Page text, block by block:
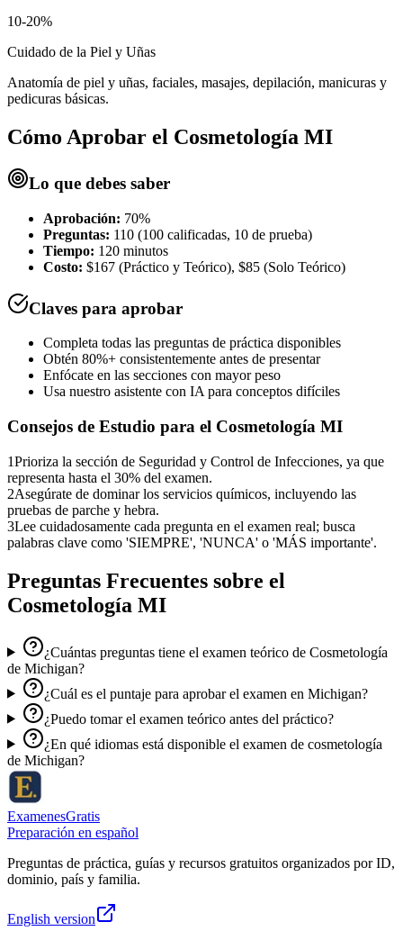
10-20%
Cuidado de la Piel y Uñas
Anatomía de piel y uñas, faciales, masajes, depilación, manicuras y
pedicuras básicas.
Cómo Aprobar el Cosmetología MI
Lo que debes saber
Aprobación: 70%
Preguntas: 110 (100 calificadas, 10 de prueba)
Tiempo: 120 minutos
Costo: $167 (Práctico y Teórico), $85 (Solo Teórico)
Claves para aprobar
Completa todas las preguntas de práctica disponibles
Obtén 80%+ consistentemente antes de presentar
Enfócate en las secciones con mayor peso
Usa nuestro asistente con IA para conceptos difíciles
Consejos de Estudio para el Cosmetología MI
1Prioriza la sección de Seguridad y Control de Infecciones, ya que
representa hasta el 30% del examen.
2Asegúrate de dominar los servicios químicos, incluyendo las
pruebas de parche y hebra.
3Lee cuidadosamente cada pregunta en el examen real; busca
palabras clave como 'SIEMPRE', 'NUNCA' o 'MÁS importante'.
Preguntas Frecuentes sobre el
Cosmetología MI
¿Cuántas preguntas tiene el examen teórico de Cosmetología
de Michigan?
¿Cuál es el puntaje para aprobar el examen en Michigan?
¿Puedo tomar el examen teórico antes del práctico?
¿En qué idiomas está disponible el examen de cosmetología
de Michigan?
ExamenesGratis
Preparación en español
Preguntas de práctica, guías y recursos gratuitos organizados por ID,
dominio, país y familia.
English version